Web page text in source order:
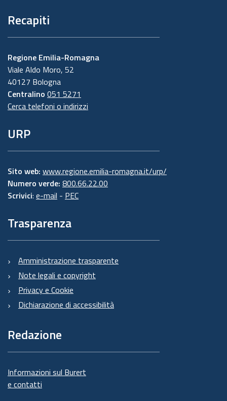
Recapiti
Regione Emilia-Romagna
Viale Aldo Moro, 52
40127 Bologna
Centralino 051 5271
Cerca telefoni o indirizzi
URP
Sito web: www.regione.emilia-romagna.it/urp/
Numero verde: 800.66.22.00
Scrivici: e-mail - PEC
Trasparenza
Amministrazione trasparente
Note legali e copyright
Privacy e Cookie
Dichiarazione di accessibilità
Redazione
Informazioni sul Burert
e contatti